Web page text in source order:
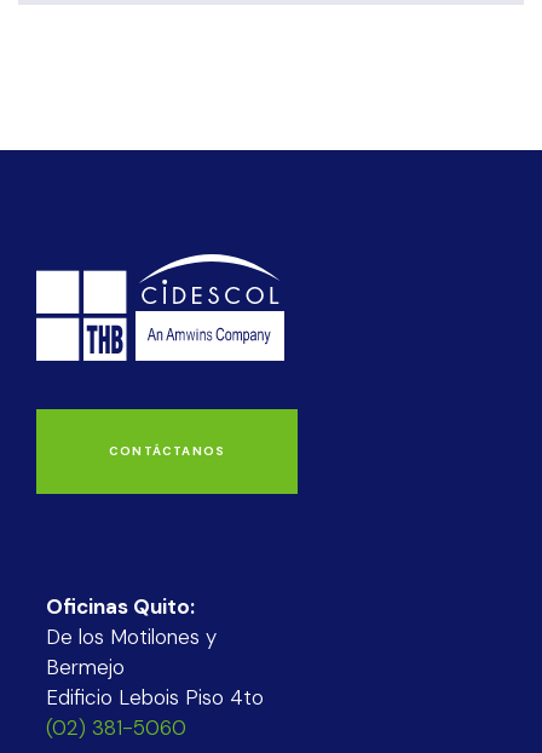
CONTÁCTANOS
Oficinas Quito:
De los Motilones y
Bermejo
Edificio Lebois Piso 4to
(02) 381-5060